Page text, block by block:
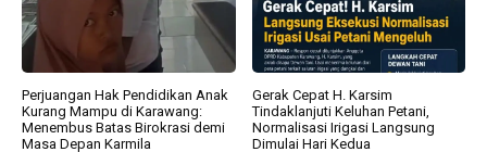
Perjuangan Hak Pendidikan Anak
Kurang Mampu di Karawang:
Menembus Batas Birokrasi demi
Masa Depan Karmila
Gerak Cepat H. Karsim
Tindaklanjuti Keluhan Petani,
Normalisasi Irigasi Langsung
Dimulai Hari Kedua